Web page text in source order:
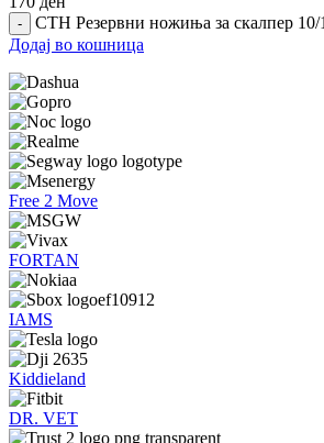
СТН Резервни ножиња за скалпер 10/
Додај во кошница
Free 2 Move
FORTAN
IAMS
Kiddieland
DR. VET